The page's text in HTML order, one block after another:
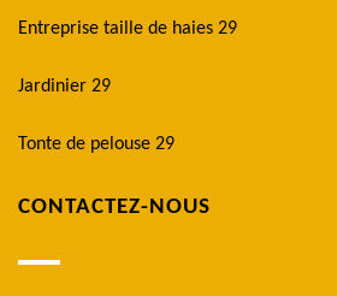
Entreprise taille de haies 29
Jardinier 29
Tonte de pelouse 29
CONTACTEZ-NOUS